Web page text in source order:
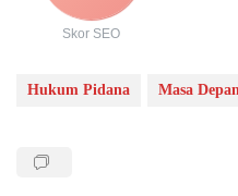
Skor SEO
Hukum Pidana Masa Depan